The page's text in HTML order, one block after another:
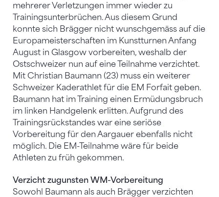
mehrerer Verletzungen immer wieder zu
Trainingsunterbrüchen. Aus diesem Grund
konnte sich Brägger nicht wunschgemäss auf die
Europameisterschaften im Kunstturnen Anfang
August in Glasgow vorbereiten, weshalb der
Ostschweizer nun auf eine Teilnahme verzichtet.
Mit Christian Baumann (23) muss ein weiterer
Schweizer Kaderathlet für die EM Forfait geben.
Baumann hat im Training einen Ermüdungsbruch
im linken Handgelenk erlitten. Aufgrund des
Trainingsrückstandes war eine seriöse
Vorbereitung für den Aargauer ebenfalls nicht
möglich. Die EM-Teilnahme wäre für beide
Athleten zu früh gekommen.
Verzicht zugunsten WM-Vorbereitung
Sowohl Baumann als auch Brägger verzichten